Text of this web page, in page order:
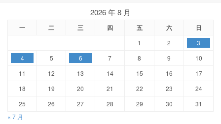
2026 年 8 月
一 二 三 四 五 六 日
1 2
3
4
5 6 7 8 9
10
11
12 13 14 15 16
17
18
19 20 21 22 23
24
25
26 27 28 29 30
31
« 7 月